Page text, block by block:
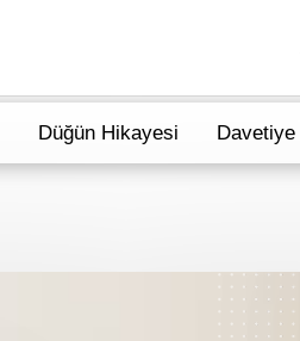
Düğün Hikayesi Davetiye